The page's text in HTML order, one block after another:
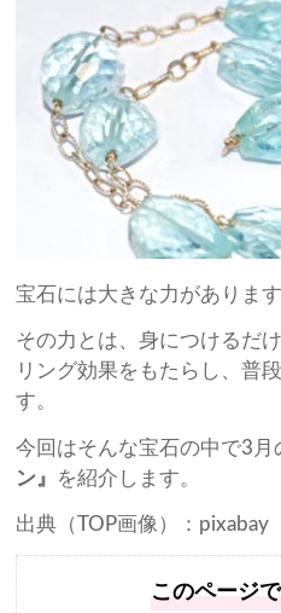
宝石には大きな力があります
その力とは、身につけるだ
リング効果をもたらし、普
す。
今回はそんな宝石の中で3月
ン』 を紹介します。
出典（TOP画像）：pixabay
このページ